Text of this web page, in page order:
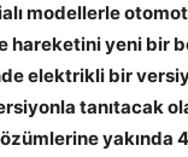
modellerle
hareketini yeni bir
elektrikli bir
tanıtacak
yakında